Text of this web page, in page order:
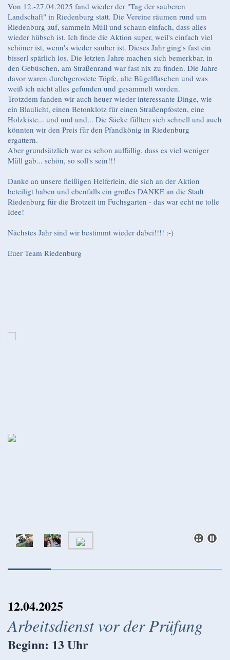
Von 12.-27.04.2025 fand wieder der "Tag der sauberen
Landschaft" in Riedenburg statt. Die Vereine räumen rund um
Riedenburg auf, sammeln Müll und schaun einfach, dass alles
wieder hübsch ist. Ich finde die Aktion super, weil's einfach viel
schöner ist, wenn's wieder sauber ist. Dieses Jahr ging's fast ein
bisserl spärlich los. Die letzten Jahre machen sich bemerkbar, in
den Gebüschen, am Straßenrand war fast nix zu finden. Die Jahre
davor waren durchgerostete Töpfe, alte Bügelflaschen und was
weiß ich nicht alles gefunden und gesammelt worden.
Trotzdem fanden wir auch heuer wieder interessante Dinge, wie
ein Blaulicht, einen Betonklotz für einen Straßenpfosten, eine
Holzkiste... und und und... Die Säcke füllten sich schnell und auch
könnten wir den Preis für den Pfandkönig in Riedenburg
ergattern.
Aber grundsätzlich war es schon auffällig, dass es viel weniger
Müll gab... schön, so soll's sein!!!
Danke an unsere fleißigen Helferlein, die sich an der Aktion
beteiligt haben und ebenfalls ein großes DANKE an die Stadt
Riedenburg für die Brotzeit im Fuchsgarten - das war echt ne tolle
Idee!
Nächstes Jahr sind wir bestimmt wieder dabei!!!! :-)
Euer Team Riedenburg
12.04.2025
Arbeitsdienst vor der Prüfung
Beginn: 13 Uhr